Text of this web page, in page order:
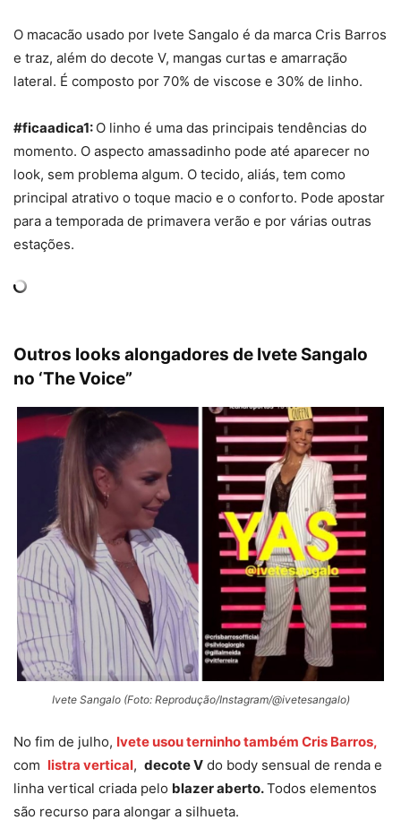
O macacão usado por Ivete Sangalo é da marca Cris Barros
e traz, além do decote V, mangas curtas e amarração
lateral. É composto por 70% de viscose e 30% de linho.
#ficaadica1: O linho é uma das principais tendências do
momento. O aspecto amassadinho pode até aparecer no
look, sem problema algum. O tecido, aliás, tem como
principal atrativo o toque macio e o conforto. Pode apostar
para a temporada de primavera verão e por várias outras
estações.
Outros looks alongadores de Ivete Sangalo
no ‘The Voice”
Ivete Sangalo (Foto: Reprodução/Instagram/@ivetesangalo)
No fim de julho, Ivete usou terninho também Cris Barros,
com listra vertical, decote V do body sensual de renda e
linha vertical criada pelo blazer aberto.Todos elementos
são recurso para alongar a silhueta.